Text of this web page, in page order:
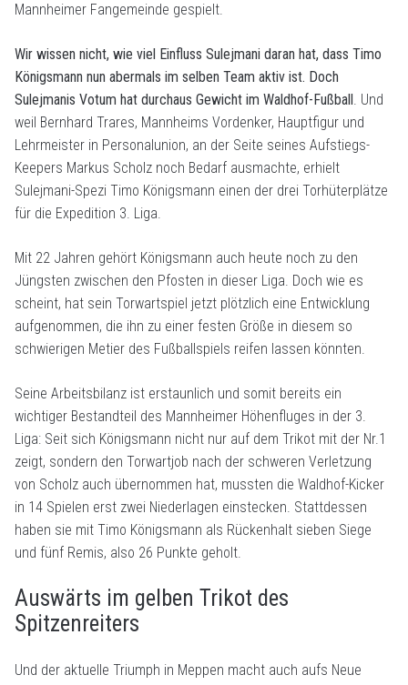
Mannheimer Fangemeinde gespielt.
Wir wissen nicht, wie viel Einfluss Sulejmani daran hat, dass Timo
Königsmann nun abermals im selben Team aktiv ist. Doch
Sulejmanis Votum hat durchaus Gewicht im Waldhof-Fußball. Und
weil Bernhard Trares, Mannheims Vordenker, Hauptfigur und
Lehrmeister in Personalunion, an der Seite seines Aufstiegs-
Keepers Markus Scholz noch Bedarf ausmachte, erhielt
Sulejmani-Spezi Timo Königsmann einen der drei Torhüterplätze
für die Expedition 3. Liga.
Mit 22 Jahren gehört Königsmann auch heute noch zu den
Jüngsten zwischen den Pfosten in dieser Liga. Doch wie es
scheint, hat sein Torwartspiel jetzt plötzlich eine Entwicklung
aufgenommen, die ihn zu einer festen Größe in diesem so
schwierigen Metier des Fußballspiels reifen lassen könnten.
Seine Arbeitsbilanz ist erstaunlich und somit bereits ein
wichtiger Bestandteil des Mannheimer Höhenfluges in der 3.
Liga: Seit sich Königsmann nicht nur auf dem Trikot mit der Nr.1
zeigt, sondern den Torwartjob nach der schweren Verletzung
von Scholz auch übernommen hat, mussten die Waldhof-Kicker
in 14 Spielen erst zwei Niederlagen einstecken. Stattdessen
haben sie mit Timo Königsmann als Rückenhalt sieben Siege
und fünf Remis, also 26 Punkte geholt.
Auswärts im gelben Trikot des
Spitzenreiters
Und der aktuelle Triumph in Meppen macht auch aufs Neue